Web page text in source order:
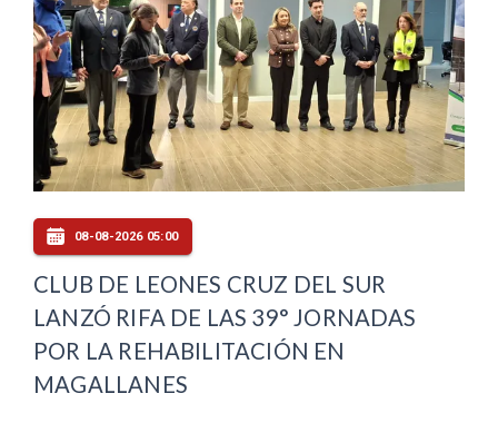
08-08-2026 05:00
CLUB DE LEONES CRUZ DEL SUR
LANZÓ RIFA DE LAS 39° JORNADAS
POR LA REHABILITACIÓN EN
MAGALLANES